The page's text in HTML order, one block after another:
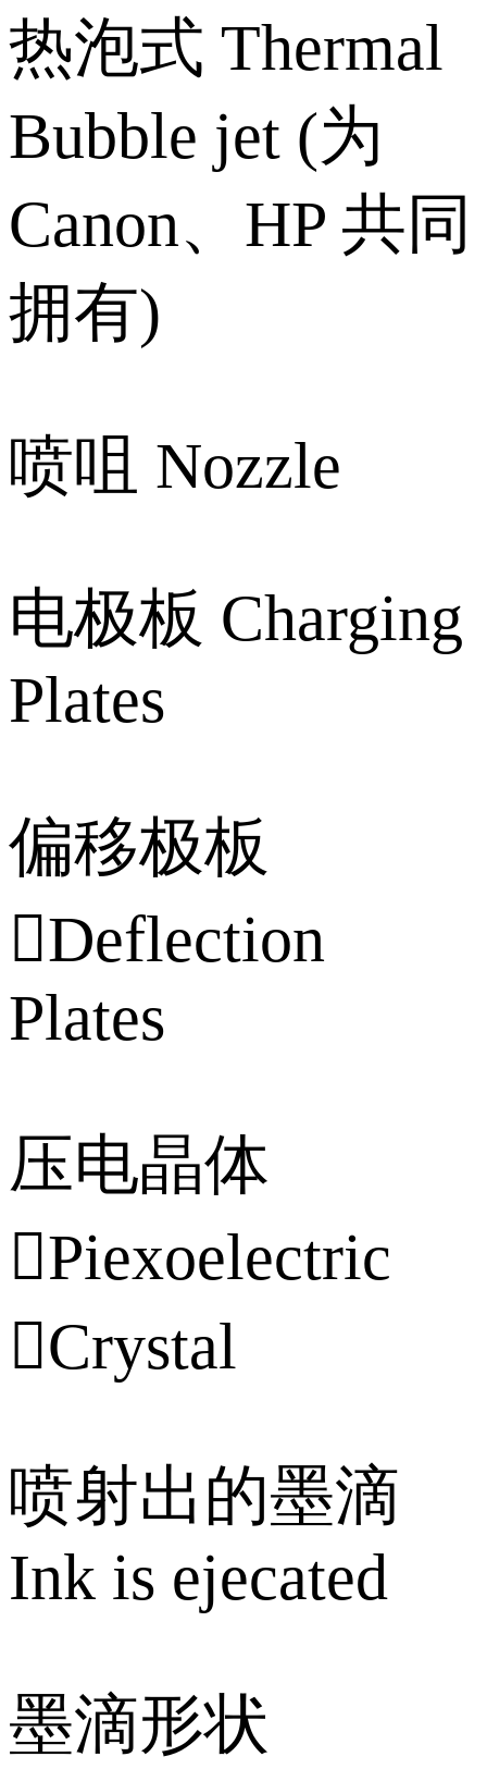
热泡式 Thermal
Bubble jet (为
Canon、HP 共同
拥有)
喷咀 Nozzle
电极板 Charging
Plates
偏移极板
Deflection
Plates
压电晶体
Piexoelectric
Crystal
喷射出的墨滴
Ink is ejecated
墨滴形状